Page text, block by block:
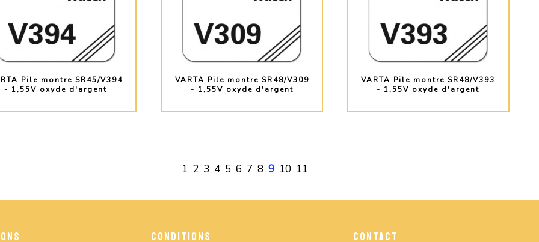
Pile montre SR45/V394
- 1,55V oxyde d'argent
VARTA Pile montre SR48/V309
- 1,55V oxyde d'argent
VARTA Pile montre SR48/V393
- 1,55V oxyde d'argent
1 2 3 4 5 6 7 8 9 10 11
CONDITIONS CONTACT